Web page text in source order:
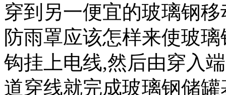
穿到另一便宜的玻璃钢
防雨罩应该怎样来使玻
钩挂上电线,然后由穿入
道穿线就完成玻璃钢储